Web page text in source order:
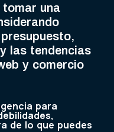
una
las tendencias
y comercio
para
de lo que puedes